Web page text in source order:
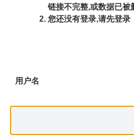
链接不完整,或数据已被
您还没有登录,请先登录
用户名